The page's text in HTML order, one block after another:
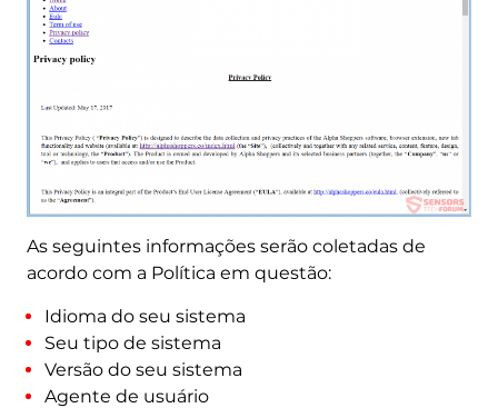
As seguintes informações serão coletadas de
acordo com a Política em questão:
Idioma do seu sistema
Seu tipo de sistema
Versão do seu sistema
Agente de usuário